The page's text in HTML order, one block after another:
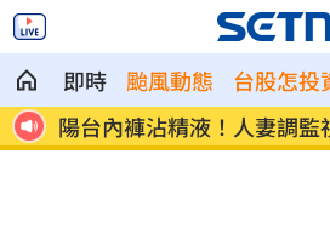
即時 颱風動態 台股怎投
台 陽台內褲沾精液！人妻調監